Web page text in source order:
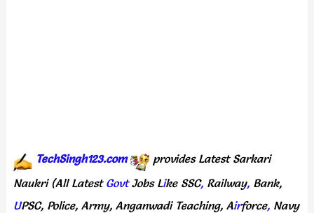
TechSingh123.com provides Latest Sarkari
Naukri (All Latest Govt Jobs Like SSC, Railway, Bank,
UPSC, Police, Army, Anganwadi Teaching, Airforce, Navy